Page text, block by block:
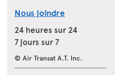
Nous joindre
24 heures sur 24
7 jours sur 7
© Air Transat A.T. Inc.